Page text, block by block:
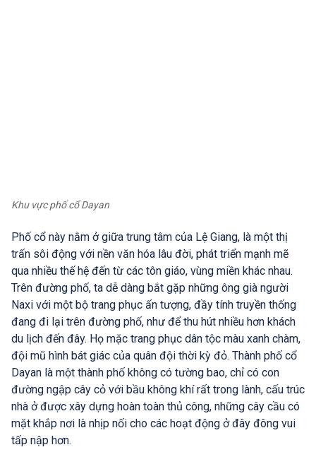
Khu vực phố cổ Dayan
Phố cổ này nằm ở giữa trung tâm của Lệ Giang, là một thị
trấn sôi động với nền văn hóa lâu đời, phát triển mạnh mẽ
qua nhiều thế hệ đến từ các tôn giáo, vùng miền khác nhau.
Trên đường phố, ta dễ dàng bắt gặp những ông già người
Naxi với một bộ trang phục ấn tượng, đầy tính truyền thống
đang đi lại trên đường phố, như để thu hút nhiều hơn khách
du lịch đến đây. Họ mặc trang phục dân tộc màu xanh chàm,
đội mũ hình bát giác của quân đội thời kỳ đỏ. Thành phố cổ
Dayan là một thành phố không có tường bao, chỉ có con
đường ngập cây cỏ với bầu không khí rất trong lành, cấu trúc
nhà ở được xây dựng hoàn toàn thủ công, những cây cầu có
mặt khắp nơi là nhịp nối cho các hoạt động ở đây đông vui
tấp nập hơn.